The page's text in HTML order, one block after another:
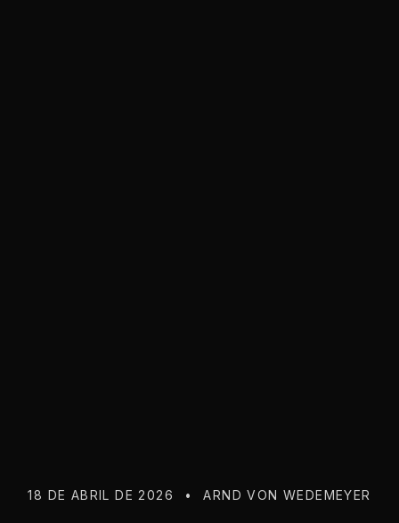
18 DE ABRIL DE 2026 • ARND VON WEDEMEYER